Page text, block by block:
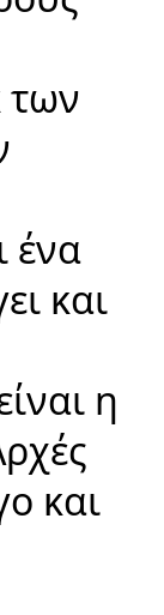
των
ένα
και
η
και